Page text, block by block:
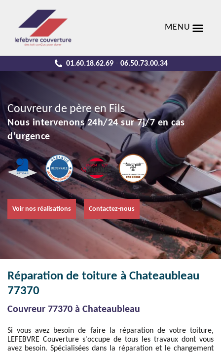
MENU
01.60.18.62.69 - 06.50.73.00.34
Couvreur de père en Fils
Nous intervenons 24h/24 sur 7j/7 en cas
d'urgence
Voir nos réalisations Contactez-nous
Réparation de toiture à Chateaubleau
77370
Couvreur 77370 à Chateaubleau
Si vous avez besoin de faire la réparation de votre toiture,
LEFEBVRE Couverture s'occupe de tous les travaux dont vous
avez besoin. Spécialisées dans la réparation et le changement